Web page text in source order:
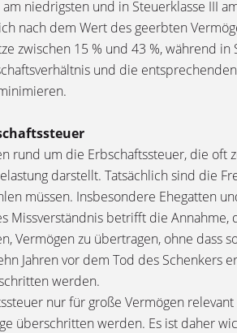
niedrigsten und in Steuerklasse III
nach dem Wert des geerbten
zwischen 15 % und 43 %, während
und die
rund um die Erbschaftssteuer, die
darstellt. Tatsächlich sind die
müssen. Insbesondere Ehegatten
betrifft die
Vermögen zu übertragen, ohne
Jahren vor dem Tod des
werden.
nur für große Vermögen
überschritten werden. Es ist daher